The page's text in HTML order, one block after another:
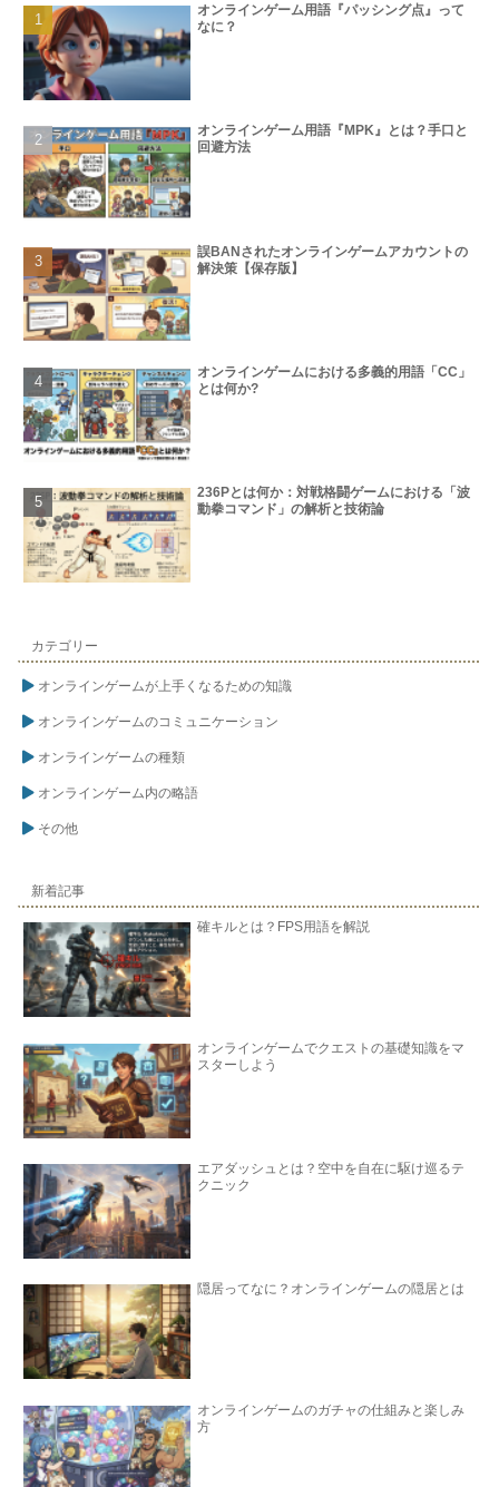
オンラインゲーム用語『パッシング点』って
なに？
オンラインゲーム用語『MPK』とは？手口と
回避方法
誤BANされたオンラインゲームアカウントの
解決策【保存版】
オンラインゲームにおける多義的用語「CC」
とは何か?
236Pとは何か：対戦格闘ゲームにおける「波
動拳コマンド」の解析と技術論
カテゴリー
オンラインゲームが上手くなるための知識
オンラインゲームのコミュニケーション
オンラインゲームの種類
オンラインゲーム内の略語
その他
新着記事
確キルとは？FPS用語を解説
オンラインゲームでクエストの基礎知識をマ
スターしよう
エアダッシュとは？空中を自在に駆け巡るテ
クニック
隠居ってなに？オンラインゲームの隠居とは
オンラインゲームのガチャの仕組みと楽しみ
方